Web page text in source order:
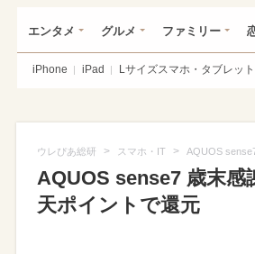
エンタメ グルメ ファミリー
iPhone iPad Lサイズスマホ・タブレット
ウレぴあ総研 > スマホ・IT > AQUOS
AQUOS sense7 歳末
天ポイントで還元